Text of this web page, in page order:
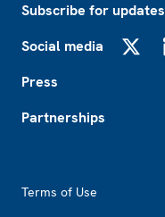
Subscribe for updates
Social media
Press
Partnerships
Terms of Use